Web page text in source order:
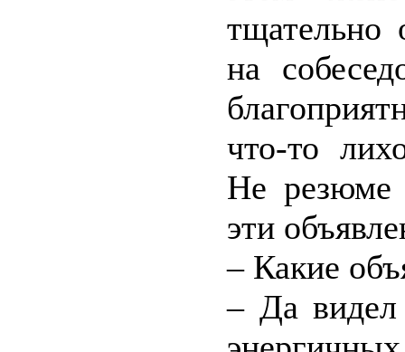
тщательно
на
что-то
Не резюме
эти
– Какие
– Да видел